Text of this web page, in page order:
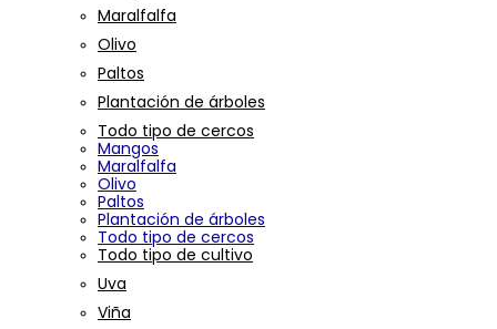
Maralfalfa
Olivo
Paltos
Plantación de árboles
Todo tipo de cercos
Mangos
Maralfalfa
Olivo
Paltos
Plantación de árboles
Todo tipo de cercos
Todo tipo de cultivo
Uva
Viña